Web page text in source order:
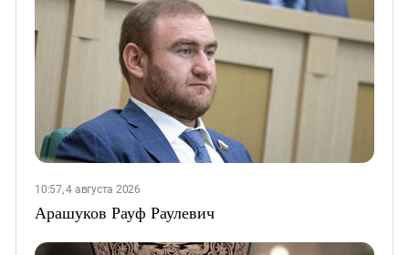
10:57, 4 августа 2026
Арашуков Рауф Раулевич